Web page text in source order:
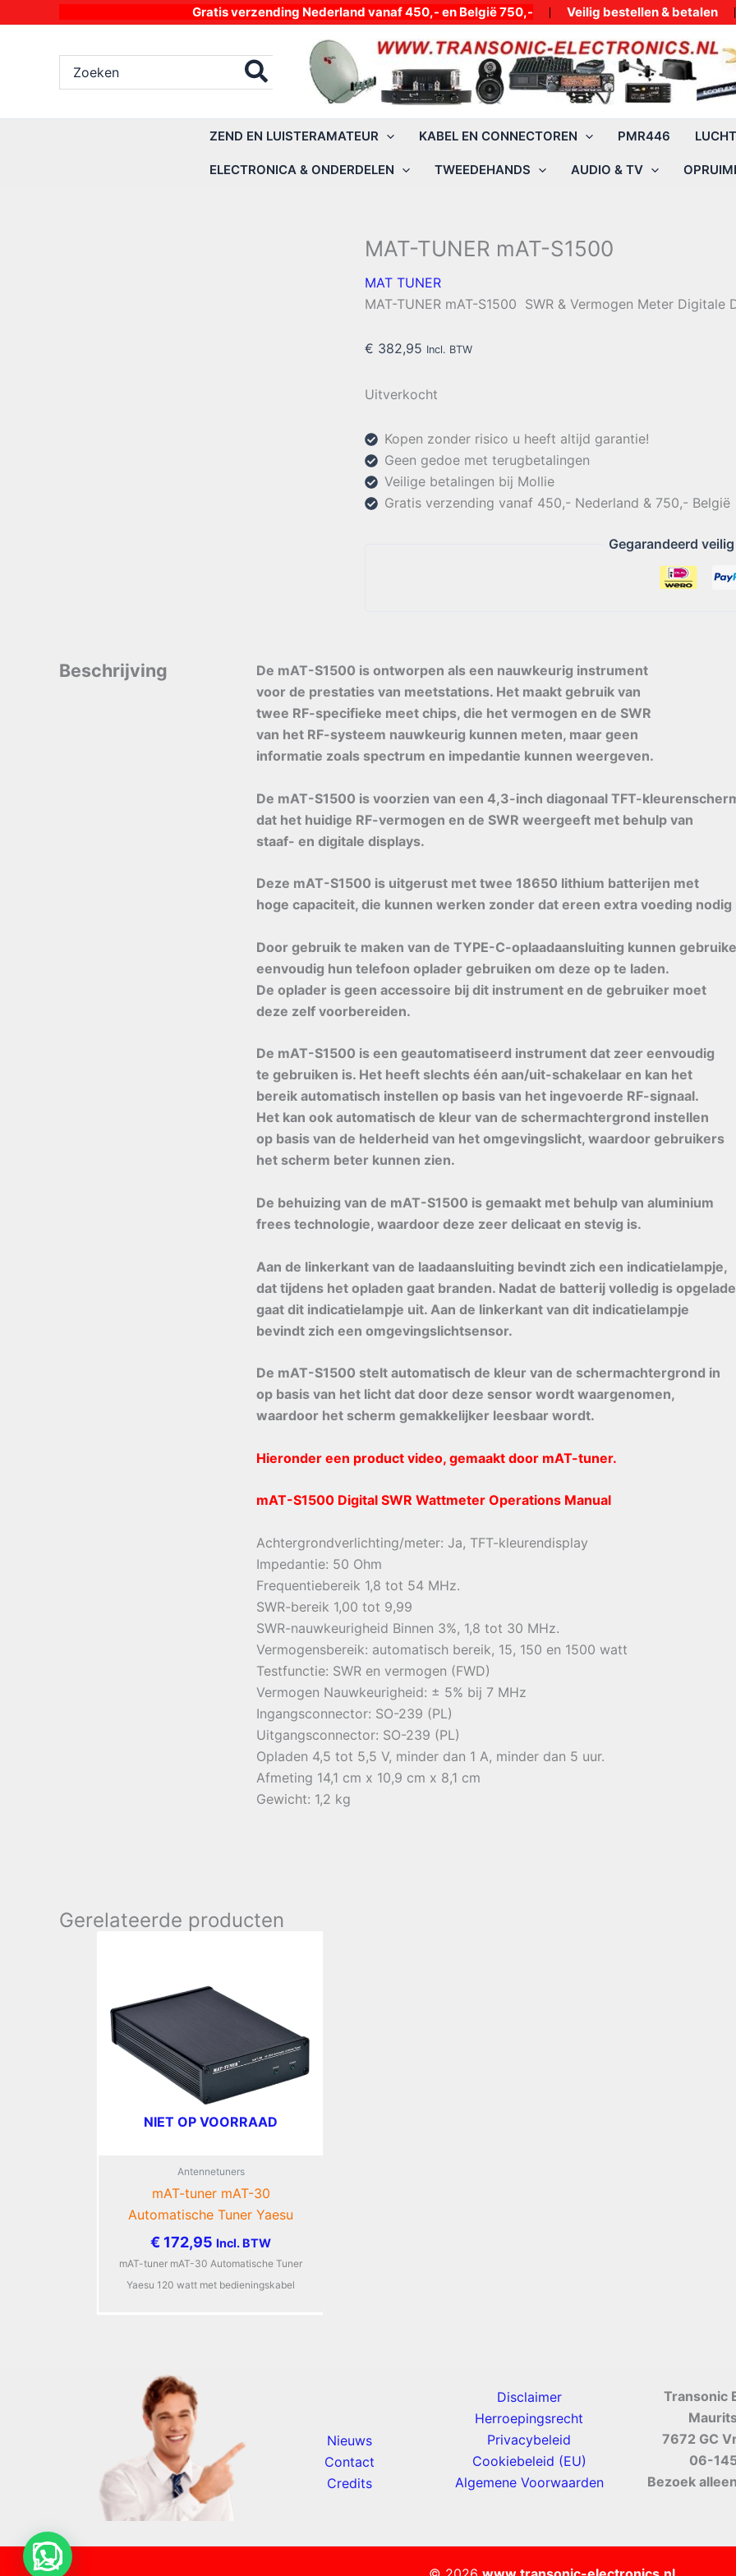
Gratis verzending Nederland vanaf 450,- en België 750,- Veilig bestellen & betalen
naar:
ZEND EN LUISTERAMATEUR KABEL EN CONNECTOREN PMR446
ELECTRONICA & ONDERDELEN TWEEDEHANDS AUDIO & TV
MAT-TUNER mAT-S1500
MAT TUNER
MAT-TUNER mAT-S1500 SWR & Vermogen Meter Digitale
€ 382,95 Incl. BTW
Uitverkocht
Kopen zonder risico u heeft altijd garantie!
Geen gedoe met terugbetalingen
Veilige betalingen bij Mollie
Gratis verzending vanaf 450,- Nederland & 750,- België
Gegarandeerd
Beschrijving
De mAT-S1500 is ontworpen als een nauwkeurig instrument
voor de prestaties van meetstations. Het maakt gebruik van
twee RF-specifieke meet chips, die het vermogen en de SWR
van het RF-systeem nauwkeurig kunnen meten, maar geen
informatie zoals spectrum en impedantie kunnen weergeven.
De mAT-S1500 is voorzien van een 4,3-inch diagonaal TFT-
dat het huidige RF-vermogen en de SWR weergeeft met behulp van
staaf- en digitale displays.
Deze mAT-S1500 is uitgerust met twee 18650 lithium batterijen met
hoge capaciteit, die kunnen werken zonder dat ereen extra voeding nodig
Door gebruik te maken van de TYPE-C-oplaadaansluiting kunnen
eenvoudig hun telefoon oplader gebruiken om deze op te laden.
De oplader is geen accessoire bij dit instrument en de gebruiker moet
deze zelf voorbereiden.
De mAT-S1500 is een geautomatiseerd instrument dat zeer eenvoudig
te gebruiken is. Het heeft slechts één aan/uit-schakelaar en kan het
bereik automatisch instellen op basis van het ingevoerde RF-signaal.
Het kan ook automatisch de kleur van de schermachtergrond instellen
op basis van de helderheid van het omgevingslicht, waardoor gebruikers
het scherm beter kunnen zien.
De behuizing van de mAT-S1500 is gemaakt met behulp van aluminium
frees technologie, waardoor deze zeer delicaat en stevig is.
Aan de linkerkant van de laadaansluiting bevindt zich een indicatielampje,
dat tijdens het opladen gaat branden. Nadat de batterij volledig is
gaat dit indicatielampje uit. Aan de linkerkant van dit indicatielampje
bevindt zich een omgevingslichtsensor.
De mAT-S1500 stelt automatisch de kleur van de schermachtergrond in
op basis van het licht dat door deze sensor wordt waargenomen,
waardoor het scherm gemakkelijker leesbaar wordt.
Hieronder een product video, gemaakt door mAT-tuner.
mAT-S1500 Digital SWR Wattmeter Operations Manual
Achtergrondverlichting/meter: Ja, TFT-kleurendisplay
Impedantie: 50 Ohm
Frequentiebereik 1,8 tot 54 MHz.
SWR-bereik 1,00 tot 9,99
SWR-nauwkeurigheid Binnen 3%, 1,8 tot 30 MHz.
Vermogensbereik: automatisch bereik, 15, 150 en 1500 watt
Testfunctie: SWR en vermogen (FWD)
Vermogen Nauwkeurigheid: ± 5% bij 7 MHz
Ingangsconnector: SO-239 (PL)
Uitgangsconnector: SO-239 (PL)
Opladen 4,5 tot 5,5 V, minder dan 1 A, minder dan 5 uur.
Afmeting 14,1 cm x 10,9 cm x 8,1 cm
Gewicht: 1,2 kg
Gerelateerde producten
NIET OP VOORRAAD
Antennetuners
mAT-tuner mAT-30
Automatische Tuner Yaesu
€ 172,95 Incl. BTW
mAT-tuner mAT-30 Automatische Tuner
Yaesu 120 watt met bedieningskabel
Nieuws
Contact
Credits
Disclaimer
Herroepingsrecht
Privacybeleid
Cookiebeleid (EU)
Algemene Voorwaarden
Transonic
7672 GC
06-
Bezoek